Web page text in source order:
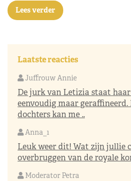
Lees verder
Laatste reacties
Juffrouw Annie
De jurk van Letizia staat haar
eenvoudig maar geraffineerd.
dochters kan me ..
Anna_1
Leuk weer dit! Wat zijn jullie
overbruggen van de royale
Moderator Petra